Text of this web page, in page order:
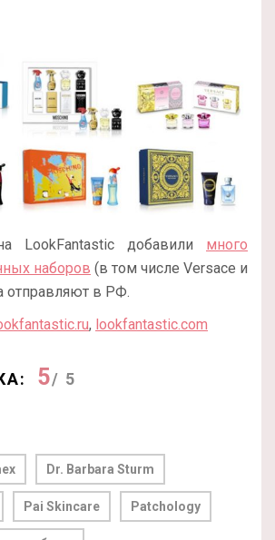
добавили много
наборов (в том числе Versace и
отправляют в РФ.
, lookfantastic.com
5/ 5
Dr. Barbara Sturm
Pai Skincare Patchology